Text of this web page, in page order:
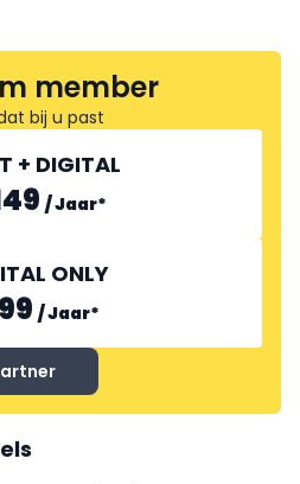
member
bij u past
+ DIGITAL
/Jaar*
ONLY
/Jaar*